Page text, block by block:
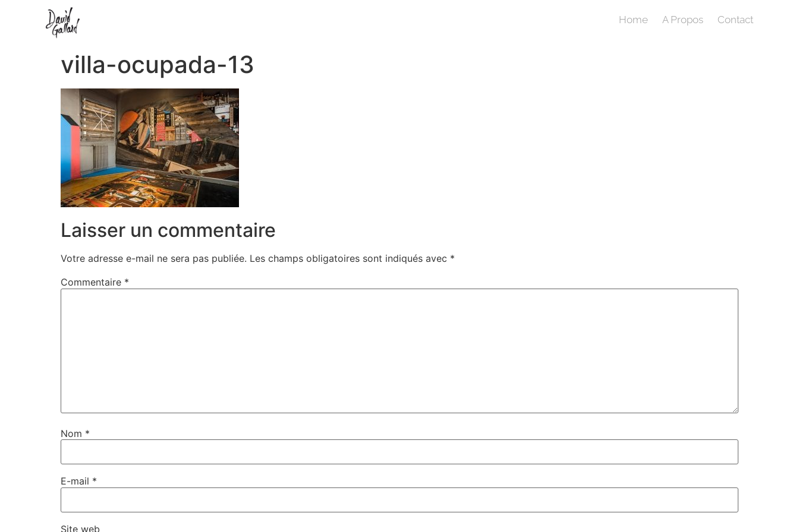
Home A Propos Contact
villa-ocupada-13
Laisser un commentaire
Votre adresse e-mail ne sera pas publiée. Les champs obligatoires sont indiqués avec *
Commentaire *
Nom *
E-mail *
Site web